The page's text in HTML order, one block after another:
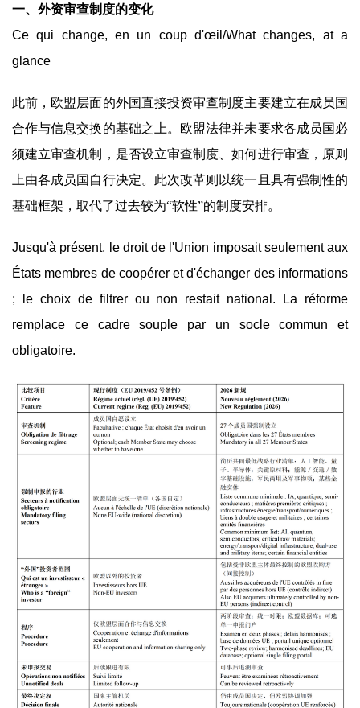
一、外资审查制度的变化
Ce qui change, en un coup d'œil/What changes, at a
glance
此前，欧盟层面的外国直接投资审查制度主要建立在成员国
合作与信息交换的基础之上。欧盟法律并未要求各成员国必
须建立审查机制，是否设立审查制度、如何进行审查，原则
上由各成员国自行决定。此次改革则以统一且具有强制性的
基础框架，取代了过去较为“软性”的制度安排。
Jusqu'à présent, le droit de l'Union imposait seulement aux
États membres de coopérer et d'échanger des informations
; le choix de filtrer ou non restait national. La réforme
remplace ce cadre souple par un socle commun et
obligatoire.